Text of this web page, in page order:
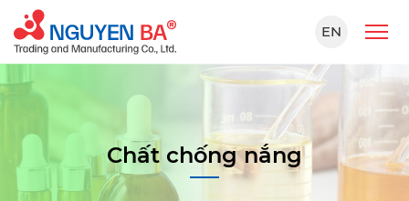
EN
Chất chống nắng